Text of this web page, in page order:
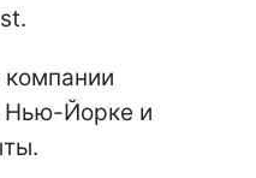
компании
Нью-Йорке и